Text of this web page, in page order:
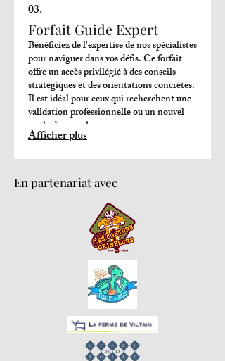
03.
Forfait Guide Expert
Bénéficiez de l'expertise de nos spécialistes
pour naviguer dans vos défis. Ce forfait
offre un accès privilégié à des conseils
stratégiques et des orientations concrètes.
Il est idéal pour ceux qui recherchent une
validation professionnelle ou un nouvel
angle d'approche.
Afficher plus
En partenariat avec